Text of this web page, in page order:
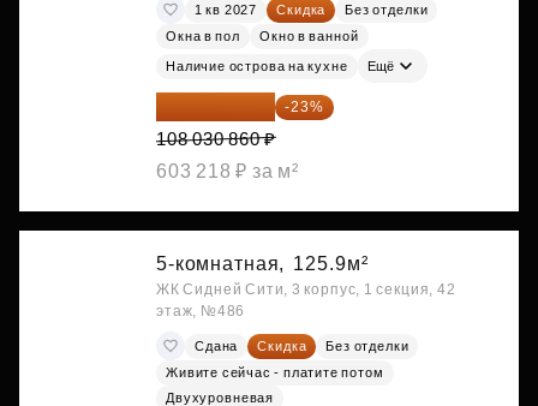
1 кв 2027 Скидка
Без отделки
Окна в пол
Окно в ванной
Наличие острова на кухне Ещё
83 183 762 ₽ -23%
108 030 860 ₽
603 218 ₽ за м²
5-комнатная, 125.9м²
ЖК Сидней Сити, 3 корпус, 1 секция, 42
этаж, №486
Сдана Скидка
Без отделки
Живите сейчас - платите потом
Двухуровневая